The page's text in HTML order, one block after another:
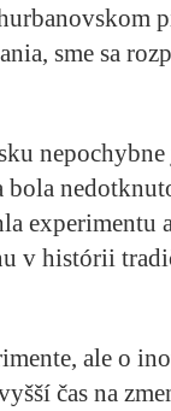
sme sa
bola
experimentu
v histórii
ale o
čas na